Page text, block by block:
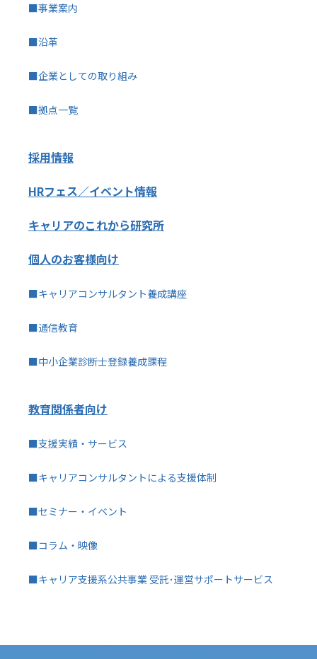
■事業案内
■沿革
■企業としての取り組み
■拠点一覧
採用情報
HRフェス／イベント情報
キャリアのこれから研究所
個人のお客様向け
■キャリアコンサルタント養成講座
■通信教育
■中小企業診断士登録養成課程
教育関係者向け
■支援実績・サービス
■キャリアコンサルタントによる支援体制
■セミナー・イベント
■コラム・映像
■キャリア支援系公共事業 受託･運営サポートサービス